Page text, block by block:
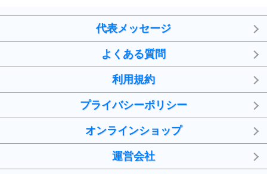
代表メッセージ
よくある質問
利用規約
プライバシーポリシー
オンラインショップ
運営会社